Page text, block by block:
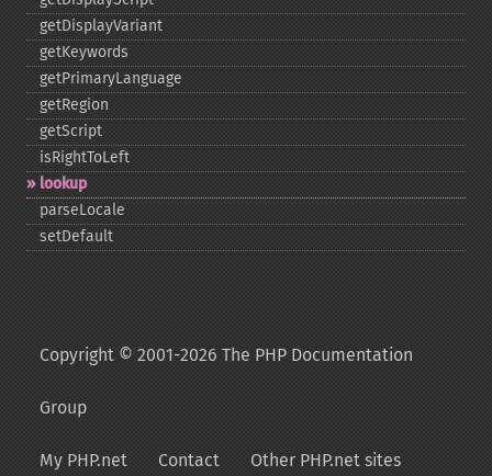
getDisplayVariant
getKeywords
getPrimaryLanguage
getRegion
getScript
isRightToLeft
lookup
parseLocale
setDefault
Copyright © 2001-2026 The PHP Documentation
Group
My PHP.net Contact Other PHP.net sites